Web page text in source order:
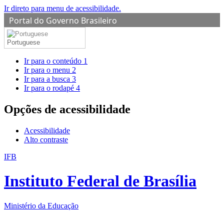
Ir direto para menu de acessibilidade.
Portal do Governo Brasileiro
Portuguese
Ir para o conteúdo 1
Ir para o menu 2
Ir para a busca 3
Ir para o rodapé 4
Opções de acessibilidade
Acessibilidade
Alto contraste
IFB
Instituto Federal de Brasília
Ministério da Educação